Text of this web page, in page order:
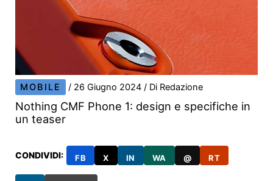
MOBILE / 26 Giugno 2024/ Di Redazione
Nothing CMF Phone 1: design e specifiche in
un teaser
CONDIVIDI: FB X IN WA @ RT